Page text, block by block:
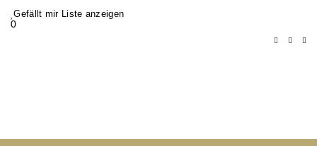
Gefällt mir Liste anzeigen
0